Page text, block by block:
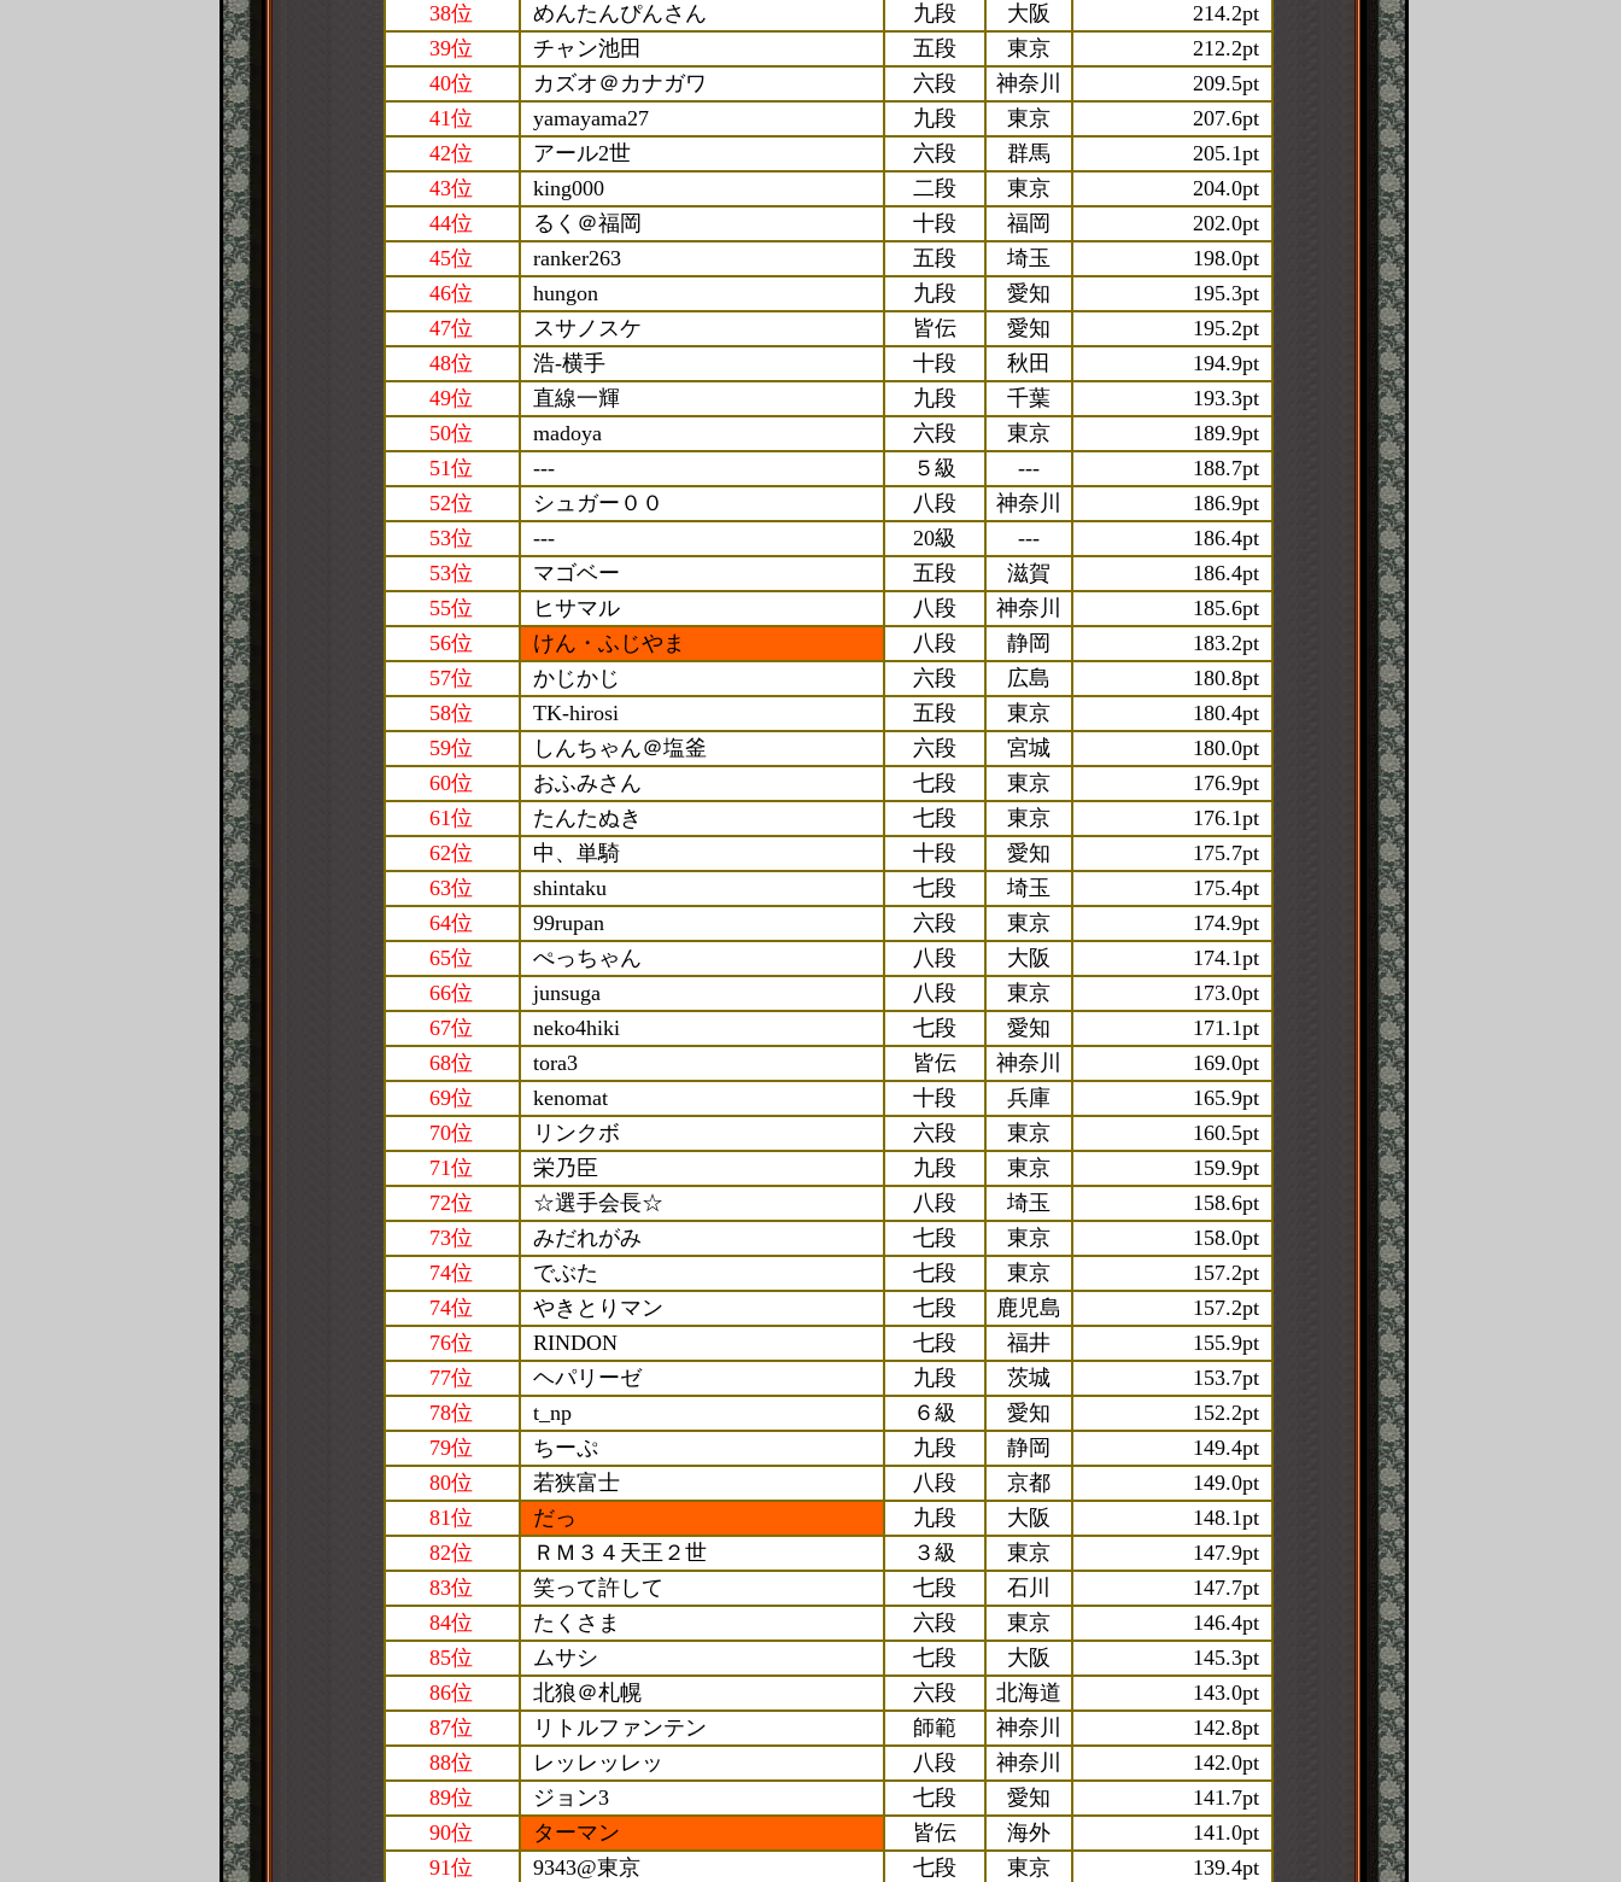
38位
めんたんぴんさん 九段 大阪
214.2pt
39位
チャン池田 五段 東京
212.2pt
40位
カズオ＠カナガワ 六段 神奈川
209.5pt
41位
yamayama27 九段 東京
207.6pt
42位
アール2世 六段 群馬
205.1pt
43位
king000 二段 東京
204.0pt
44位
るく＠福岡 十段 福岡
202.0pt
45位
ranker263 五段 埼玉
198.0pt
46位
hungon 九段 愛知
195.3pt
47位
スサノスケ 皆伝 愛知
195.2pt
48位
浩-横手 十段 秋田
194.9pt
49位
直線一輝 九段 千葉
193.3pt
50位
madoya 六段 東京
189.9pt
51位
--- ５級 ---
188.7pt
52位
シュガー００ 八段 神奈川
186.9pt
53位
--- 20級 ---
186.4pt
53位
マゴベー 五段 滋賀
186.4pt
55位
ヒサマル 八段 神奈川
185.6pt
56位
けん・ふじやま 八段 静岡
183.2pt
57位
かじかじ 六段 広島
180.8pt
58位
TK-hirosi 五段 東京
180.4pt
59位
しんちゃん＠塩釜 六段 宮城
180.0pt
60位
おふみさん 七段 東京
176.9pt
61位
たんたぬき 七段 東京
176.1pt
62位
中、単騎 十段 愛知
175.7pt
63位
shintaku 七段 埼玉
175.4pt
64位
99rupan 六段 東京
174.9pt
65位
ぺっちゃん 八段 大阪
174.1pt
66位
junsuga 八段 東京
173.0pt
67位
neko4hiki 七段 愛知
171.1pt
68位
tora3 皆伝 神奈川
169.0pt
69位
kenomat 十段 兵庫
165.9pt
70位
リンクボ 六段 東京
160.5pt
71位
栄乃臣 九段 東京
159.9pt
72位
☆選手会長☆ 八段 埼玉
158.6pt
73位
みだれがみ 七段 東京
158.0pt
74位
でぶた 七段 東京
157.2pt
74位
やきとりマン 七段 鹿児島
157.2pt
76位
RINDON 七段 福井
155.9pt
77位
ヘパリーゼ 九段 茨城
153.7pt
78位
t_np ６級 愛知
152.2pt
79位
ちーぷ 九段 静岡
149.4pt
80位
若狭富士 八段 京都
149.0pt
81位
だっ 九段 大阪
148.1pt
82位
ＲＭ３４天王２世 ３級 東京
147.9pt
83位
笑って許して 七段 石川
147.7pt
84位
たくさま 六段 東京
146.4pt
85位
ムサシ 七段 大阪
145.3pt
86位
北狼＠札幌 六段 北海道
143.0pt
87位
リトルファンテン 師範 神奈川
142.8pt
88位
レッレッレッ 八段 神奈川
142.0pt
89位
ジョン3 七段 愛知
141.7pt
90位
ターマン 皆伝 海外
141.0pt
91位
9343@東京 七段 東京 139.4pt